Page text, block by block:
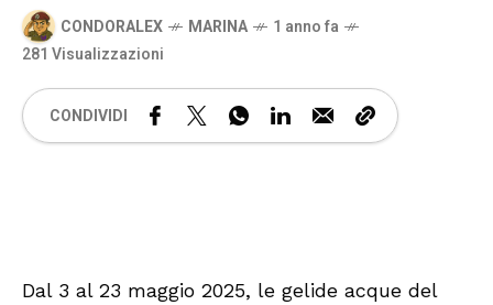
CONDORALEX MARINA
1 anno fa
281 Visualizzazioni
CONDIVIDI
Dal 3 al 23 maggio 2025, le gelide acque del